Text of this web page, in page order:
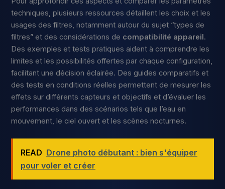
techniques, plusieurs ressources détaillent les choix et les
usages des filtres, notamment autour du sujet “types de
filtres” et des considérations de compatibilité appareil.
Des exemples et tests pratiques aident à comprendre les
limites et les possibilités offertes par chaque configuration,
facilitant une décision éclairée. Des guides comparatifs et
des tests en conditions réelles permettent de mesurer les
effets sur différents capteurs et objectifs et d’évaluer les
performances dans des scénarios tels que l’eau en
mouvement, le ciel ouvert et les scènes nocturnes.
READ Drone photo débutant : bien s'équiper
pour voler et créer